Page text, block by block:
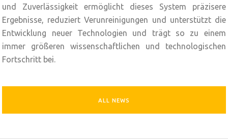
und Zuverlässigkeit ermöglicht dieses System präzisere
Ergebnisse, reduziert Verunreinigungen und unterstützt die
Entwicklung neuer Technologien und trägt so zu einem
immer größeren wissenschaftlichen und technologischen
Fortschritt bei.
ALL NEWS